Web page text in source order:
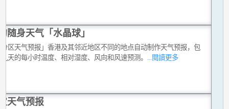
随身天气「水晶球」
区天气预报」香港及其邻近地区不同的地点自动制作天气预报，包
天的每小时温度、相对湿度、风向和风速预测。
...閱讀更多
天气预报